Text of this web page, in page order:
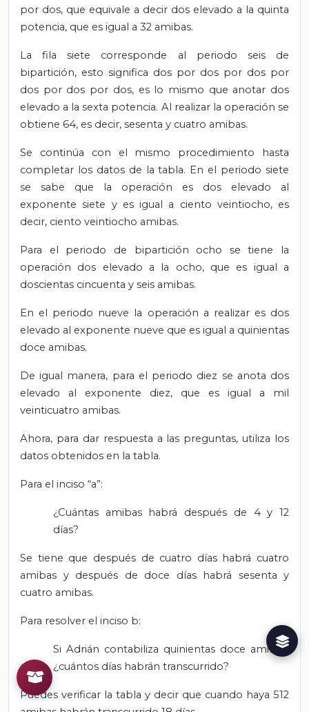
por dos, que equivale a decir dos elevado a la quinta
potencia, que es igual a 32 amibas.
La fila siete corresponde al periodo seis de
bipartición, esto significa dos por dos por dos por
dos por dos por dos, es lo mismo que anotar dos
elevado a la sexta potencia. Al realizar la operación se
obtiene 64, es decir, sesenta y cuatro amibas.
Se continúa con el mismo procedimiento hasta
completar los datos de la tabla. En el periodo siete
se sabe que la operación es dos elevado al
exponente siete y es igual a ciento veintiocho, es
decir, ciento veintiocho amibas.
Para el periodo de bipartición ocho se tiene la
operación dos elevado a la ocho, que es igual a
doscientas cincuenta y seis amibas.
En el periodo nueve la operación a realizar es dos
elevado al exponente nueve que es igual a quinientas
doce amibas.
De igual manera, para el periodo diez se anota dos
elevado al exponente diez, que es igual a mil
veinticuatro amibas.
Ahora, para dar respuesta a las preguntas, utiliza los
datos obtenidos en la tabla.
Para el inciso “a”:
¿Cuántas amibas habrá después de 4 y 12
días?
Se tiene que después de cuatro días habrá cuatro
amibas y después de doce días habrá sesenta y
cuatro amibas.
Para resolver el inciso b:
Si Adrián contabiliza quinientas doce amibas,
¿cuántos días habrán transcurrido?
Puedes verificar la tabla y decir que cuando haya 512